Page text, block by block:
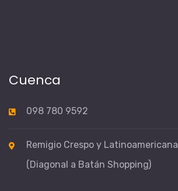
Cuenca
098 780 9592
Remigio Crespo y Latinoamericana
(Diagonal a Batán Shopping)